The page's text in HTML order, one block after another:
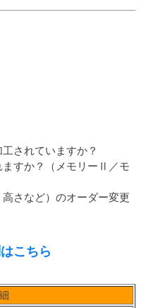
されていますか？
すか？（メモリーⅡ／モ
さなど）のオーダー変更
こちら